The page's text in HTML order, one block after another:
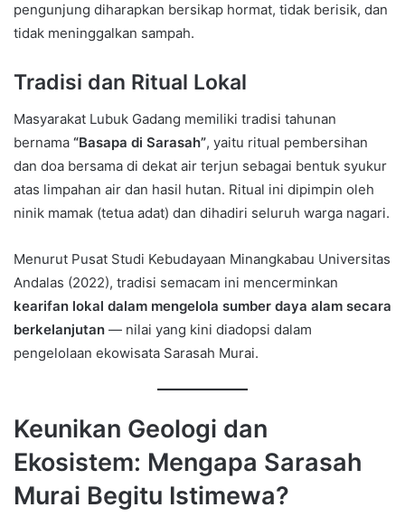
pengunjung diharapkan bersikap hormat, tidak berisik, dan
tidak meninggalkan sampah.
Tradisi dan Ritual Lokal
Masyarakat Lubuk Gadang memiliki tradisi tahunan
bernama “Basapa di Sarasah”, yaitu ritual pembersihan
dan doa bersama di dekat air terjun sebagai bentuk syukur
atas limpahan air dan hasil hutan. Ritual ini dipimpin oleh
ninik mamak (tetua adat) dan dihadiri seluruh warga nagari.
Menurut Pusat Studi Kebudayaan Minangkabau Universitas
Andalas (2022), tradisi semacam ini mencerminkan
kearifan lokal dalam mengelola sumber daya alam secara
berkelanjutan — nilai yang kini diadopsi dalam
pengelolaan ekowisata Sarasah Murai.
Keunikan Geologi dan
Ekosistem: Mengapa Sarasah
Murai Begitu Istimewa?